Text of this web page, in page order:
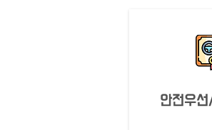
안전우